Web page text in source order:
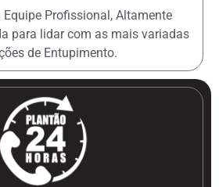
Profissional, Altamente
para lidar com as mais variadas
de Entupimento.